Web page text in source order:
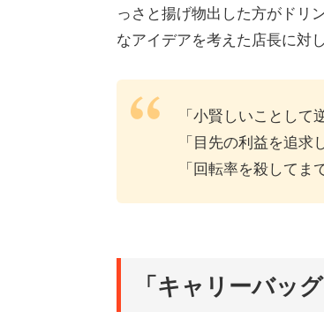
っさと揚げ物出した方がドリ
なアイデアを考えた店長に対
「小賢しいことして
「目先の利益を追求
「回転率を殺して
「キャリーバッ